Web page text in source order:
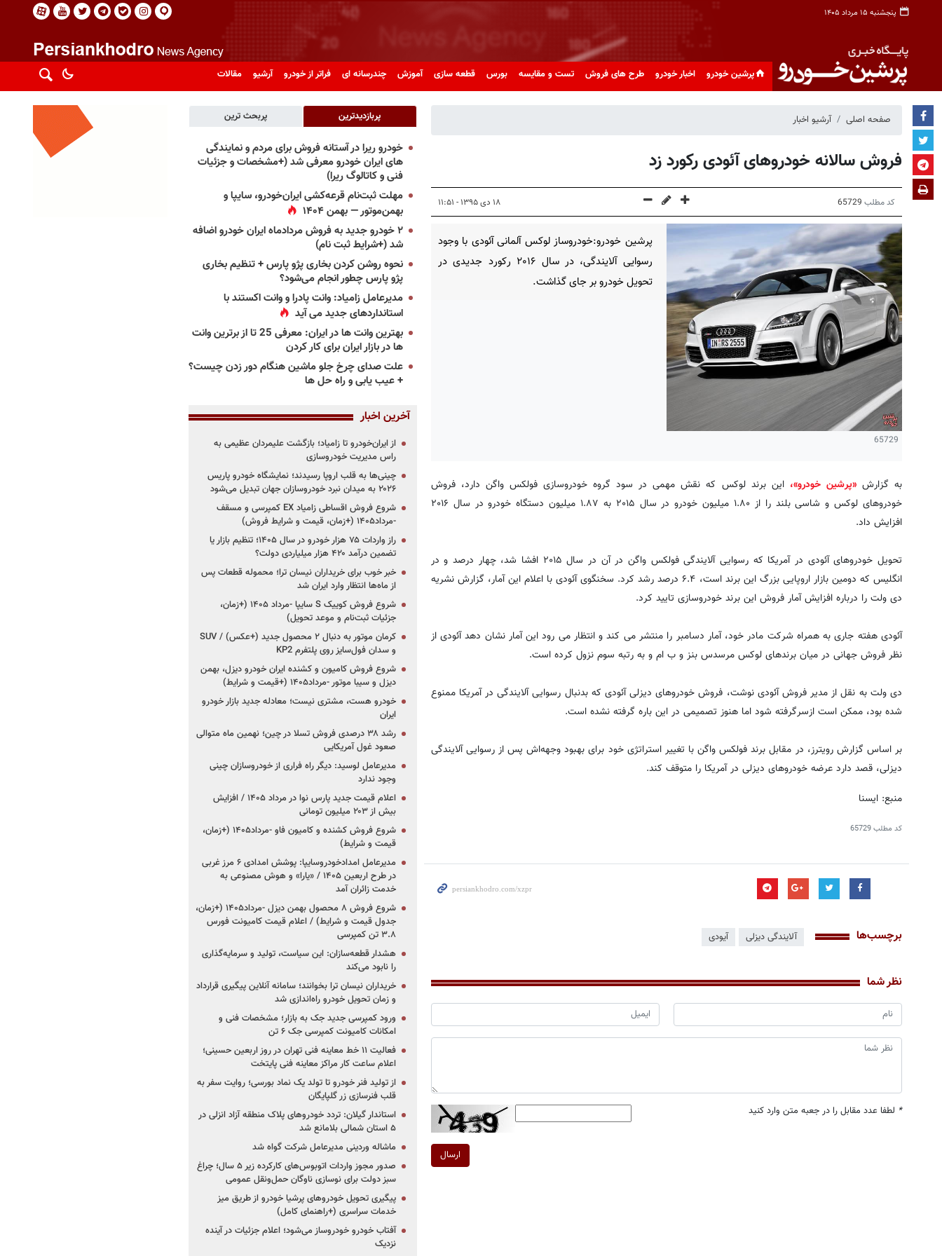
پنجشنبه ۱۵ مرداد ۱۴۰۵
پرشین خودرو اخبار خودرو طرح های فروش تست و مقایسه بورس قطعه سازی آموزش چندرسانه ای فراتر از خودرو آرشیو مقالات
صفحه اصلی آرشیو اخبار
فروش سالانه خودروهای آئودی رکورد زد
کد مطلب 65729 ۱۸ دی ۱۳۹۵ - ۱۱:۵۱
65729
پرشین خودرو:خودروساز لوکس آلمانی آئودی با وجود
رسوایی آلایندگی، در سال ۲۰۱۶ رکورد جدیدی در
تحویل خودرو بر جای گذاشت.
به گزارش«پرشین خودرو»،این برند لوکس که نقش مهمی در سود گروه خودروسازی فولکس واگن دارد، فروش
خودروهای لوکس و شاسی بلند را از ۱.۸۰ میلیون خودرو در سال ۲۰۱۵ به ۱.۸۷ میلیون دستگاه خودرو در سال ۲۰۱۶
افزایش داد.
تحویل خودروهای آئودی در آمریکا که رسوایی آلایندگی فولکس واگن در آن در سال ۲۰۱۵ افشا شد، چهار درصد و در
انگلیس که دومین بازار اروپایی بزرگ این برند است، ۶.۴ درصد رشد کرد. سخنگوی آئودی با اعلام این آمار، گزارش نشریه
دی ولت را درباره افزایش آمار فروش این برند خودروسازی تایید کرد.
آئودی هفته جاری به همراه شرکت مادر خود، آمار دسامبر را منتشر می کند و انتظار می رود این آمار نشان دهد آئودی از
نظر فروش جهانی در میان برندهای لوکس مرسدس بنز و ب ام و به رتبه سوم نزول کرده است.
دی ولت به نقل از مدیر فروش آئودی نوشت، فروش خودروهای دیزلی آئودی که بدنبال رسوایی آلایندگی در آمریکا ممنوع
شده بود، ممکن است ازسرگرفته شود اما هنوز تصمیمی در این باره گرفته نشده است.
بر اساس گزارش رویترز، در مقابل برند فولکس واگن با تغییر استراتژی خود برای بهبود وجهه‌اش پس از رسوایی آلایندگی
دیزلی، قصد دارد عرضه خودروهای دیزلی در آمریکا را متوقف کند.
منبع: ایسنا
کد مطلب65729
برچسب‌ها آلایندگی دیزلی آیودی
نظر شما
* لطفا عدد مقابل را در جعبه متن وارد کنید
ارسال
پربازدیدترین پربحث ترین
خودرو ریرا در آستانه فروش برای مردم و نمایندگی
های ایران خودرو معرفی شد (+مشخصات و جزئیات
فنی و کاتالوگ ریرا)
مهلت ثبت‌نام قرعه‌کشی ایران‌خودرو، سایپا و
بهمن‌موتور — بهمن ۱۴۰۴
۲ خودرو جدید به فروش مردادماه ایران خودرو اضافه
شد (+شرایط ثبت نام)
نحوه روشن کردن بخاری پژو پارس + تنظیم بخاری
پژو پارس چطور انجام می‌شود؟
مدیرعامل زامیاد: وانت پادرا و وانت اکستند با
استانداردهای جدید می آید
بهترین وانت ها در ایران: معرفی 25 تا از برترین وانت
ها در بازار ایران برای کار کردن
علت صدای چرخ جلو ماشین هنگام دور زدن چیست؟
+ عیب یابی و راه حل ها
آخرین اخبار
از ایران‌خودرو تا زامیاد؛ بازگشت علیمردان عظیمی به
راس مدیریت خودروسازی
چینی‌ها به قلب اروپا رسیدند؛ نمایشگاه خودرو پاریس
۲۰۲۶ به میدان نبرد خودروسازان جهان تبدیل می‌شود
شروع فروش اقساطی زامیاد EX کمپرسی و مسقف
-مرداد۱۴۰۵ (+زمان، قیمت و شرایط فروش)
راز واردات ۷۵ هزار خودرو در سال ۱۴۰۵؛ تنظیم بازار یا
تضمین درآمد ۴۲۰ هزار میلیاردی دولت؟
خبر خوب برای خریداران نیسان ترا؛ محموله قطعات پس
از ماه‌ها انتظار وارد ایران شد
شروع فروش کوییک S سایپا -مرداد ۱۴۰۵ (+زمان،
جزئیات ثبت‌نام و موعد تحویل)
کرمان موتور به دنبال ۲ محصول جدید (+عکس) / SUV
و سدان فول‌سایز روی پلتفرم KP2
شروع فروش کامیون و کشنده ایران خودرو دیزل، بهمن
دیزل و سیبا موتور -مرداد۱۴۰۵ (+قیمت و شرایط)
خودرو هست، مشتری نیست؛ معادله جدید بازار خودرو
ایران
رشد ۳۸ درصدی فروش تسلا در چین؛ نهمین ماه متوالی
صعود غول آمریکایی
مدیرعامل لوسید: دیگر راه فراری از خودروسازان چینی
وجود ندارد
اعلام قیمت جدید پارس نوا در مرداد ۱۴۰۵ / افزایش
بیش از ۲۰۳ میلیون تومانی
شروع فروش کشنده و کامیون فاو -مرداد۱۴۰۵ (+زمان،
قیمت و شرایط)
مدیرعامل امدادخودروسایپا: پوشش امدادی ۶ مرز غربی
در طرح اربعین ۱۴۰۵ / «یارا» و هوش مصنوعی به
خدمت زائران آمد
شروع فروش ۸ محصول بهمن دیزل -مرداد۱۴۰۵ (+زمان،
جدول قیمت و شرایط) / اعلام قیمت کامیونت فورس
۳.۸ تن کمپرسی
هشدار قطعه‌سازان: این سیاست، تولید و سرمایه‌گذاری
را نابود می‌کند
خریداران نیسان ترا بخوانند؛ سامانه آنلاین پیگیری قرارداد
و زمان تحویل خودرو راه‌اندازی شد
ورود کمپرسی جدید جک به بازار؛ مشخصات فنی و
امکانات کامیونت کمپرسی جک ۶ تن
فعالیت ۱۱ خط معاینه فنی تهران در روز اربعین حسینی؛
اعلام ساعت کار مراکز معاینه فنی پایتخت
از تولید فنر خودرو تا تولد یک نماد بورسی؛ روایت سفر به
قلب فنرسازی زر گلپایگان
استاندار گیلان: تردد خودروهای پلاک منطقه آزاد انزلی در
۵ استان شمالی بلامانع شد
ماشاله وردینی مدیرعامل شرکت گواه شد
صدور مجوز واردات اتوبوس‌های کارکرده زیر ۵ سال؛ چراغ
سبز دولت برای نوسازی ناوگان حمل‌ونقل عمومی
پیگیری تحویل خودروهای پرشیا خودرو از طریق میز
خدمات سراسری (+راهنمای کامل)
آفتاب خودرو خودروساز می‌شود؛ اعلام جزئیات در آینده
نزدیک